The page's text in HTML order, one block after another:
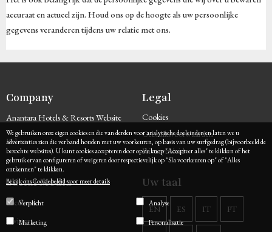
We gebruiken onze eigen cookies en die van derden voor analytische doeleinden en laten we u
advertenties zien die verband houden met uw voorkeuren, op basis van uw surfgedrag (bijvoorbeeld de
bezochte websites). U kunt cookies accepteren door op de knop "Accepteer alles" te klikken of het
gebruik ervan configureren of weigeren door respectievelijk op "Sla voorkeuren op" of "Alles
ontkennen" te klikken.
Bekijk ons ​​Cookiebeleid voor meer details
Verplicht Analyse
Marketing Personalisatie
accuraat en actueel zijn. Houd ons op de hoogte als uw persoonlijke
gegevens veranderen tijdens uw relatie met ons.
Company
Anantara Hotels & Resorts Website
Bel ons
Legal
Cookies
Gebruiksvoorwaarden
Privacybeleid
Social Media
Facebook
Twitter
Uw taal
EN ES IT PT